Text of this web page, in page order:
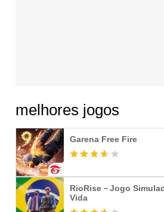
melhores jogos
Garena Free Fire
RioRise－Jogo
Vida